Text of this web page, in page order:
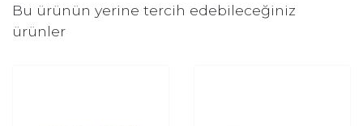
Bu ürünün yerine tercih edebileceğiniz
ürünler